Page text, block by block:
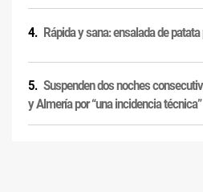
Rápida y sana: ensalada de
Suspenden dos noches
y Almería por “una incidencia técnica”